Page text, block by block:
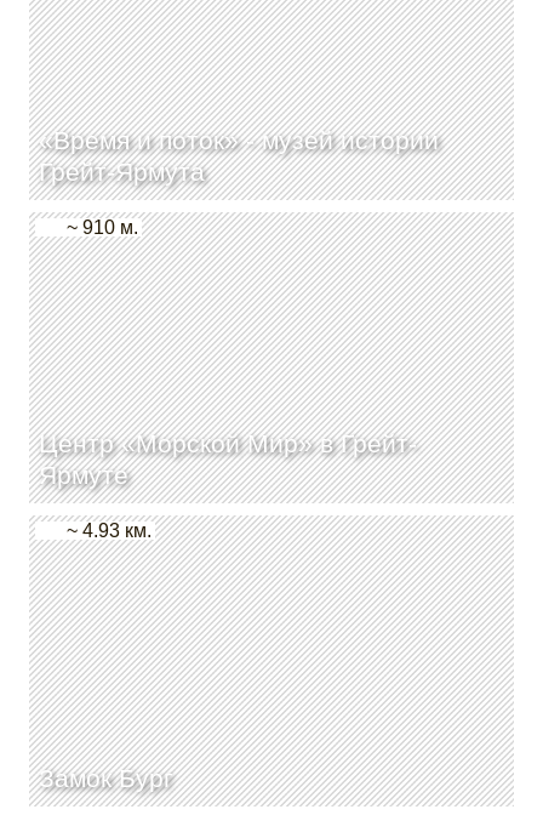
«Время и поток» - музей истории
Грейт-Ярмута
Центр «Морской Мир» в Грейт-
Ярмуте
~ 910 м.
Замок Бург
~ 4.93 км.